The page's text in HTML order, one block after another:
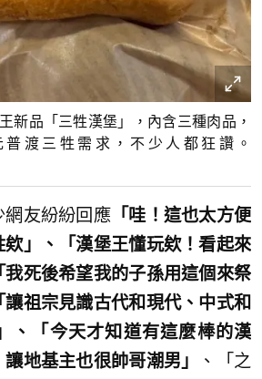
新品「三牲漢堡」，內含三種肉品，
渡三牲需求，不少人都狂讚。
網友紛紛回應 「哇！這也太方便
」、「漢堡王懂玩欸！看起來
死後希望我的子孫用這個來祭
祖宗見識古代和現代、中式和
、「今天才知道有這麼棒的漢
地基主也很帥哥潮男」
、「之